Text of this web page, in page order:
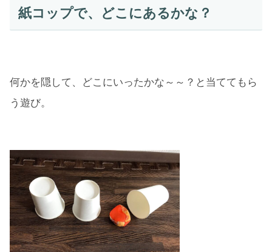
紙コップで、どこにあるかな？
何かを隠して、どこにいったかな～～？と当ててもら
う遊び。